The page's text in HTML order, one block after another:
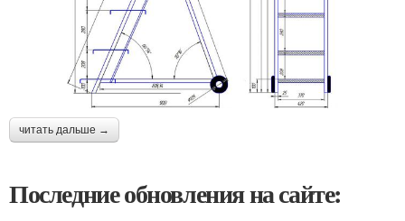
читать дальше →
Последние обновления на сайте: